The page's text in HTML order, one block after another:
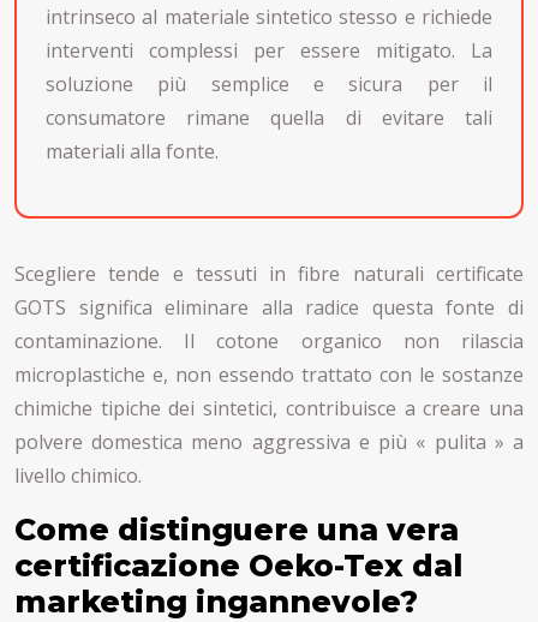
intrinseco al materiale sintetico stesso e richiede
interventi complessi per essere mitigato. La
soluzione più semplice e sicura per il
consumatore rimane quella di evitare tali
materiali alla fonte.
Scegliere tende e tessuti in fibre naturali certificate
GOTS significa eliminare alla radice questa fonte di
contaminazione. Il cotone organico non rilascia
microplastiche e, non essendo trattato con le sostanze
chimiche tipiche dei sintetici, contribuisce a creare una
polvere domestica meno aggressiva e più « pulita » a
livello chimico.
Come distinguere una vera
certificazione Oeko-Tex dal
marketing ingannevole?